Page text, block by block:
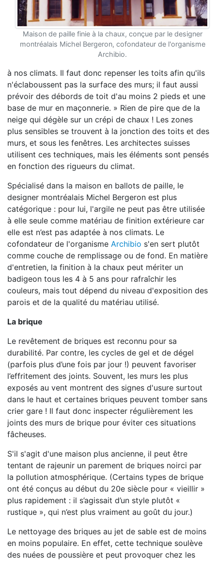
Maison de paille finie à la chaux, conçue par le designer
montréalais Michel Bergeron, cofondateur de l'organisme
Archibio.
à nos climats. Il faut donc repenser les toits afin qu'ils
n'éclaboussent pas la surface des murs; il faut aussi
prévoir des débords de toit d'au moins 2 pieds et une
base de mur en maçonnerie. » Rien de pire que de la
neige qui dégèle sur un crépi de chaux ! Les zones
plus sensibles se trouvent à la jonction des toits et des
murs, et sous les fenêtres. Les architectes suisses
utilisent ces techniques, mais les éléments sont pensés
en fonction des rigueurs du climat.
Spécialisé dans la maison en ballots de paille, le
designer montréalais Michel Bergeron est plus
catégorique : pour lui, l'argile ne peut pas être utilisée
à elle seule comme matériau de finition extérieure car
elle est n’est pas adaptée à nos climats. Le
cofondateur de l'organisme Archibio s'en sert plutôt
comme couche de remplissage ou de fond. En matière
d'entretien, la finition à la chaux peut mériter un
badigeon tous les 4 à 5 ans pour rafraîchir les
couleurs, mais tout dépend du niveau d'exposition des
parois et de la qualité du matériau utilisé.
La brique
Le revêtement de briques est reconnu pour sa
durabilité. Par contre, les cycles de gel et de dégel
(parfois plus d’une fois par jour !) peuvent favoriser
l’effritement des joints. Souvent, les murs les plus
exposés au vent montrent des signes d'usure surtout
dans le haut et certaines briques peuvent tomber sans
crier gare ! Il faut donc inspecter régulièrement les
joints des murs de brique pour éviter ces situations
fâcheuses.
S'il s'agit d'une maison plus ancienne, il peut être
tentant de rajeunir un parement de briques noirci par
la pollution atmosphérique. (Certains types de brique
ont été conçus au début du 20e siècle pour « vieillir »
plus rapidement : il s’agissait d’un style plutôt «
rustique », qui n’est plus vraiment au goût du jour.)
Le nettoyage des briques au jet de sable est de moins
en moins populaire. En effet, cette technique soulève
des nuées de poussière et peut provoquer chez les